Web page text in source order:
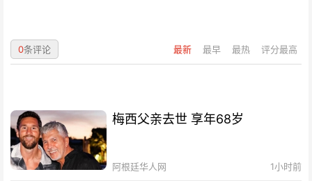
最新 最早 最热 评分最高
0条评论
梅西父亲去世 享年68岁
阿根廷华人网 1小时前